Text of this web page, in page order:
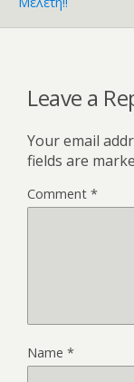
Leave a
Your email
fields are
Comment *
Name *